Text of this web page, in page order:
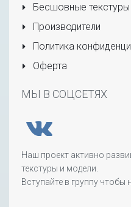
Бесшовные текстуры
Производители
Политика
Оферта
МЫ В СОЦСЕТЯХ
Наш проект активно
текстуры и модели.
Вступайте в группу чтобы